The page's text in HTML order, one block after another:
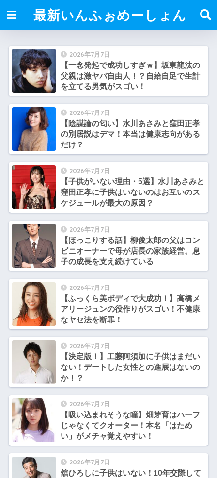
最新いんふぉめーしょん
2026年7月7日
【一念発起で成功しすぎｗ】坂東龍汰の
父親は激ヤバ自由人！？自給自足で生計
を立てる男気がスゴい！
2026年7月7日
【陰謀論の匂い】水川あさみと窪田正孝
の別居説はデマ！本当は健康志向がある
だけ？
2026年7月7日
【子供がいない理由・5選】水川あさみと
窪田正孝に子供はいないのはお互いのス
ケジュールが最大の原因？
2026年7月7日
【ほっこりする話】柳俊太郎の父はコン
ビニオーナーで母が店長の家族経営。息
子の成長を支え続けている
2026年7月7日
【ふっくら美ボディで大成功！】高橋メ
アリージュンの役作りがスゴい！不健康
なヤセ法を断罪！
2026年7月7日
【決定版！】工藤阿須加に子供はまだい
ない！デートした女性との進展はないの
か！？
2026年7月7日
【吸い込まれそうな瞳】畑芽育はハーフ
じゃなくてクオーター！本名「はため
い」がメチャ覚えやすい！
2026年7月7日
舘ひろしに子供はいない！10年交際して